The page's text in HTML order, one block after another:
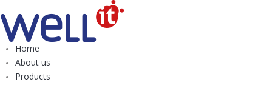
Home
About us
Products